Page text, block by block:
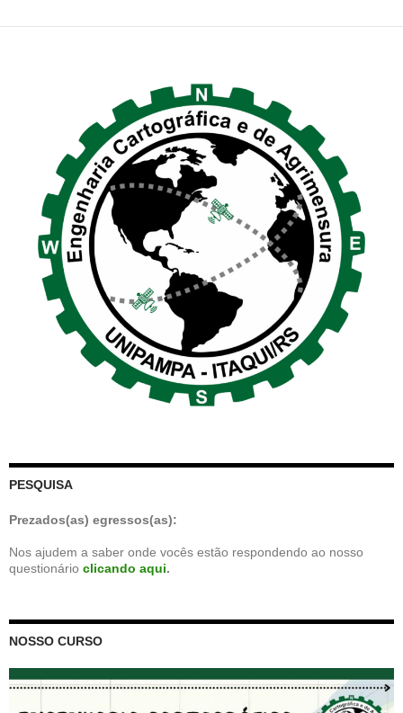
PESQUISA
Prezados(as) egressos(as):
Nos ajudem a saber onde vocês estão respondendo ao nosso
questionário clicando aqui.
NOSSO CURSO